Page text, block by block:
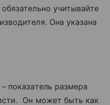
учитывайте
Она указана
показатель размера
Он может быть как